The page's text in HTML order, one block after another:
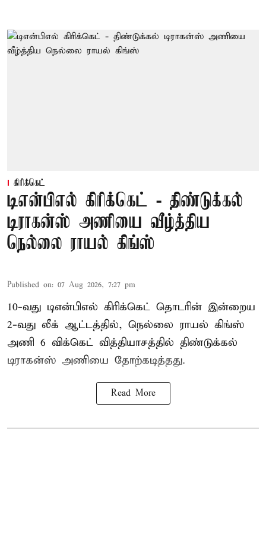
கிரிக்கெட்
டிஎன்பிஎல் கிரிக்கெட் - திண்டுக்கல்
டிராகன்ஸ் அணியை வீழ்த்திய
நெல்லை ராயல் கிங்ஸ்
Published on: 07 Aug 2026, 7:27 pm
10-வது டிஎன்பிஎல் கிரிக்கெட் தொடரின் இன்றைய
2-வது லீக் ஆட்டத்தில், நெல்லை ராயல் கிங்ஸ்
அணி 6 விக்கெட் வித்தியாசத்தில் திண்டுக்கல்
டிராகன்ஸ் அணியை தோற்கடித்தது.
Read More